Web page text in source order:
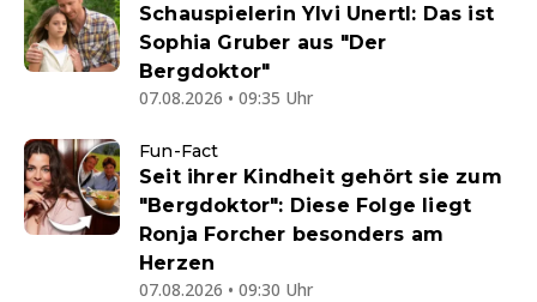
Schauspielerin Ylvi Unertl: Das ist
Sophia Gruber aus "Der
Bergdoktor"
07.08.2026 • 09:35 Uhr
Fun-Fact
Seit ihrer Kindheit gehört sie zum
"Bergdoktor": Diese Folge liegt
Ronja Forcher besonders am
Herzen
07.08.2026 • 09:30 Uhr